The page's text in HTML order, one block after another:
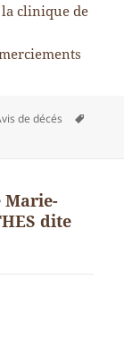
la clinique de
de décés
Marie-
dite